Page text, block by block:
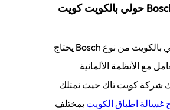
تصليح غسالة اطباق Bosch حولي بالكويت كويت
تصليح غسالة اطباق حولي بالكويت من نوع Bosch يحتاج
مع الأنظمة الألمانية
شركة كويت تاك حيث نمتلك
غسالة اطباق الكويتبمختلف